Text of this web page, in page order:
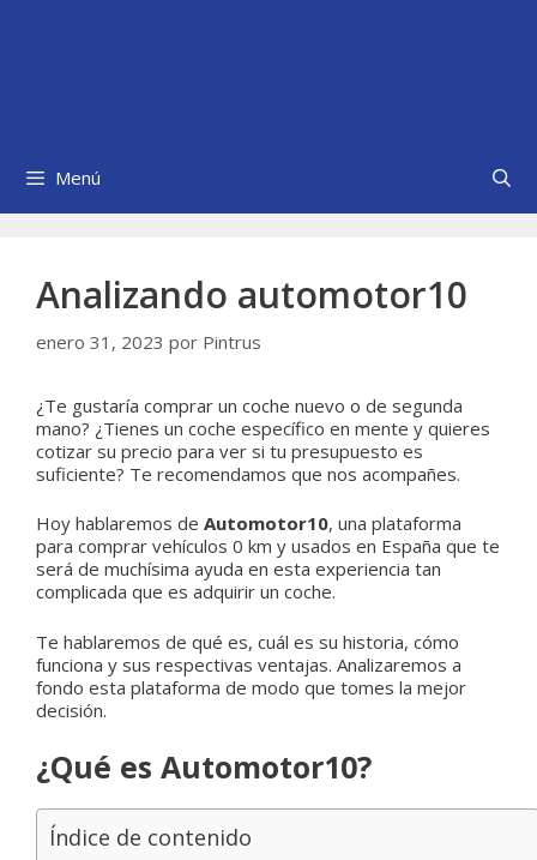
Menú
Analizando automotor10
enero 31, 2023 por Pintrus
¿Te gustaría comprar un coche nuevo o de segunda
mano? ¿Tienes un coche específico en mente y quieres
cotizar su precio para ver si tu presupuesto es
suficiente? Te recomendamos que nos acompañes.
Hoy hablaremos de Automotor10, una plataforma
para comprar vehículos 0 km y usados en España que te
será de muchísima ayuda en esta experiencia tan
complicada que es adquirir un coche.
Te hablaremos de qué es, cuál es su historia, cómo
funciona y sus respectivas ventajas. Analizaremos a
fondo esta plataforma de modo que tomes la mejor
decisión.
¿Qué es Automotor10?
Índice de contenido